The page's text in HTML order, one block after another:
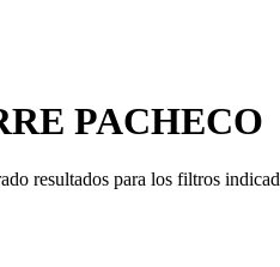
PACHECO
resultados para los filtros